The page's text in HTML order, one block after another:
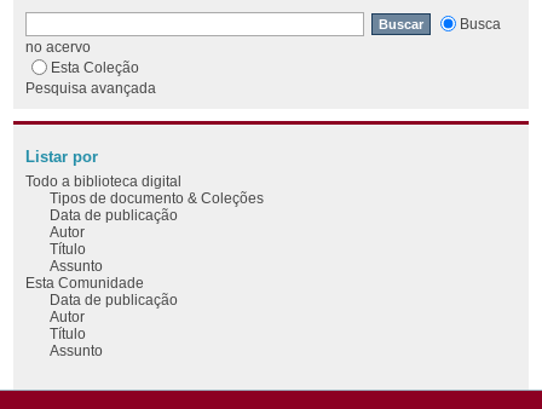
Busca
no acervo
Esta Coleção
Pesquisa avançada
Listar por
Todo a biblioteca digital
Tipos de documento & Coleções
Data de publicação
Autor
Título
Assunto
Esta Comunidade
Data de publicação
Autor
Título
Assunto